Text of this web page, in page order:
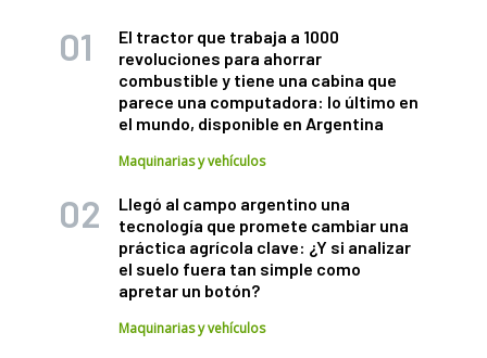
El tractor que trabaja a 1000
revoluciones para ahorrar
combustible y tiene una cabina que
parece una computadora: lo último en
el mundo, disponible en Argentina
Maquinarias y vehículos
Llegó al campo argentino una
tecnología que promete cambiar una
práctica agrícola clave: ¿Y si analizar
el suelo fuera tan simple como
apretar un botón?
Maquinarias y vehículos